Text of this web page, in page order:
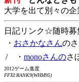
大学を出て別々の
日記リンク☆随時募
・ おさかなさんの
/ ・ monoさんのさ
2012ゲーム進度
FFXI:RANK9(WHM95)